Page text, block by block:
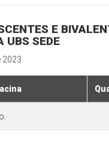
E
UBS SEDE
2023